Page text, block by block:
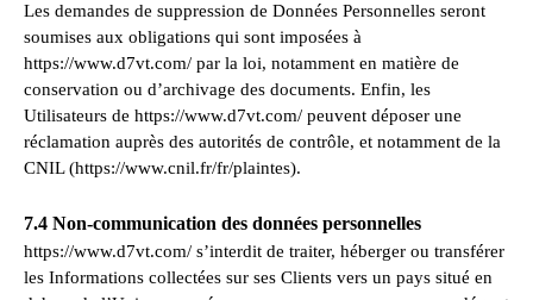
Les demandes de suppression de Données Personnelles seront
soumises aux obligations qui sont imposées à
https://www.d7vt.com/ par la loi, notamment en matière de
conservation ou d’archivage des documents. Enfin, les
Utilisateurs de https://www.d7vt.com/ peuvent déposer une
réclamation auprès des autorités de contrôle, et notamment de la
CNIL (https://www.cnil.fr/fr/plaintes).
7.4 Non-communication des données personnelles
https://www.d7vt.com/ s’interdit de traiter, héberger ou transférer
les Informations collectées sur ses Clients vers un pays situé en